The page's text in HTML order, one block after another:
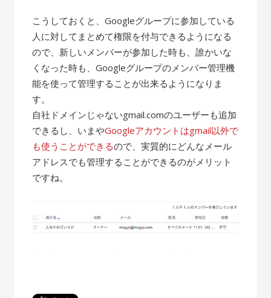
こうしておくと、Googleグループに参加している
人に対してまとめて権限を付与できるようになる
ので、新しいメンバーが参加した時も、誰かいな
くなった時も、Googleグループのメンバー管理機
能を使って管理することが出来るようになりま
す。
自社ドメインじゃないgmail.comのユーザーも追加
できるし、いまやGoogleアカウントはgmail以外で
も使うことができるので、実質的にどんなメール
アドレスでも管理することができるのがメリット
ですね。